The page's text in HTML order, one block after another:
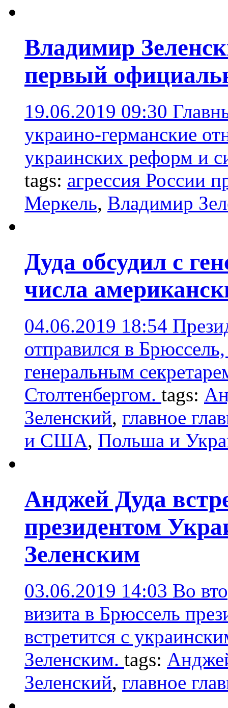
Владимир
первый
19.06.2019 09:30
украино-германские
украинских реформ и
tags: агрессия России
Меркель, Владимир
Дуда обсудил с
числа
04.06.2019 18:54
отправился в
генеральным
Столтенбергом. tags:
Зеленский, главное
и США, Польша и
Анджей Дуда
президентом
Зеленским
03.06.2019 14:03 Во
визита в Брюссель
встретится с
Зеленским. tags:
Зеленский, главное